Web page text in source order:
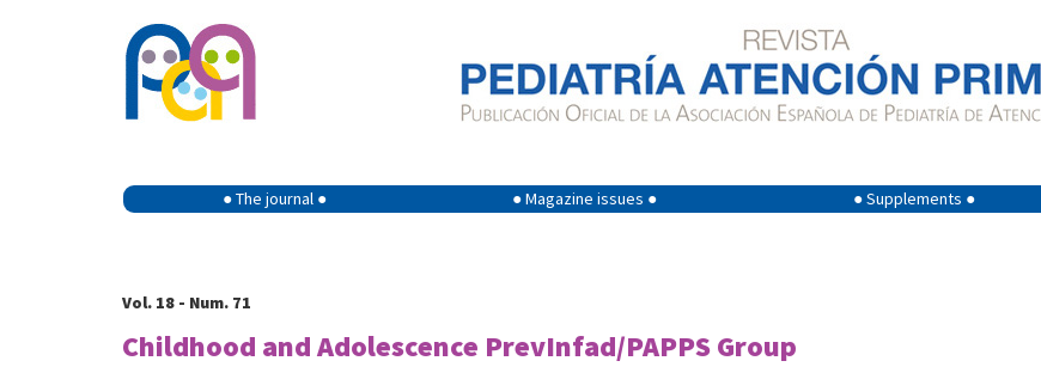
● The journal ● ● Magazine issues ● ● Supplements ●
Vol. 18 - Num. 71
Childhood and Adolescence PrevInfad/PAPPS Group